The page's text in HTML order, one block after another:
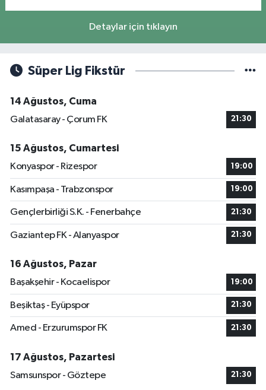
Detaylar için tıklayın
Süper Lig Fikstür
14 Ağustos, Cuma
Galatasaray - Çorum FK
21:30
15 Ağustos, Cumartesi
Konyaspor - Rizespor
19:00
Kasımpaşa - Trabzonspor 19:00
Gençlerbirliği S.K. - Fenerbahçe 21:30
Gaziantep FK - Alanyaspor 21:30
16 Ağustos, Pazar
Başakşehir - Kocaelispor
19:00
Beşiktaş - Eyüpspor 21:30
Amed - Erzurumspor FK 21:30
17 Ağustos, Pazartesi
Samsunspor - Göztepe
21:30